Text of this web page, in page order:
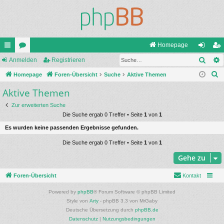
ch
ne
llz
ug
riff
or
en
Homepage
n
m
n
eg
ist
n
Anmelden Registrieren
Homepage Foren-Übersicht Suche Aktive Themen
Aktive Themen
Zur erweiterten Suche
Die Suche ergab 0 Treffer • Seite 1 von 1
Es wurden keine passenden Ergebnisse gefunden.
Die Suche ergab 0 Treffer • Seite 1von 1
Gehe zu
Foren-Übersicht Kontakt
Powered by phpBB® Forum Software © phpBB Limited
Style von Arty - phpBB 3.3 von MrGaby
Deutsche Übersetzung durch phpBB.de
Datenschutz| Nutzungsbedingungen